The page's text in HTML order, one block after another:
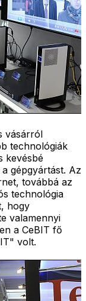
vásárról
technológiák
kevésbé
gépgyártást. Az
továbbá az
technológia
hogy
valamennyi
a CeBIT fő
volt.